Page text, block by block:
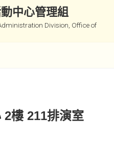
中心管理組
Division, Office of
2樓 211排演室